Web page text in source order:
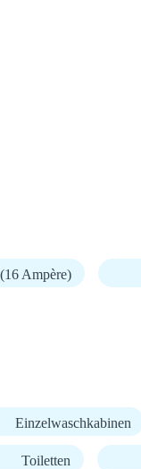
Ampère)
Einzelwaschkabinen
Toiletten